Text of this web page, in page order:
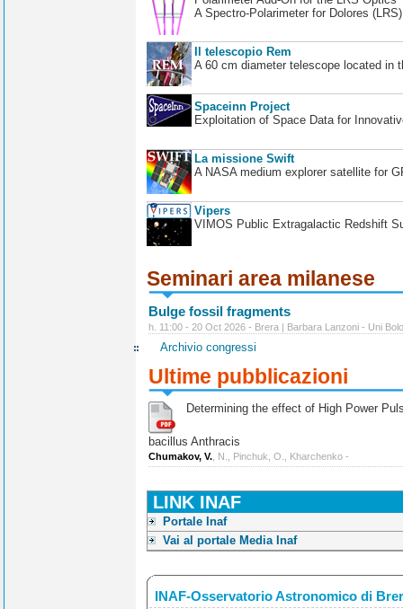
A Spectro-Polarimeter for Dolores
Il telescopio Rem
A 60 cm diameter telescope located in
Spaceinn Project
Exploitation of Space Data for
La missione Swift
A NASA medium explorer satellite for
Vipers
VIMOS Public Extragalactic Redshift
Seminari area milanese
Bulge fossil fragments
h. 11:00 - 20 Oct 2026 - Brera | Barbara Lanzoni - Uni
Archivio congressi
Ultime pubblicazioni
Determining the effect of High Power
bacillus Anthracis
Chumakov, V. , N., Pinchuk, O., Kharchenko -
LINK INAF
Portale Inaf
Vai al portale Media Inaf
INAF-Osservatorio Astronomico di